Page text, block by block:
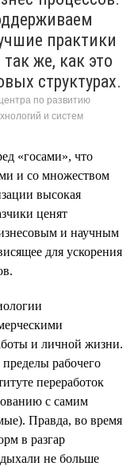
практики
же, как это
структурах.
по развитию
и систем
«госами», что
и со множеством
высокая
ценят
и научным
для ускорения
и личной жизни.
рабочего
переработок
с самим
Правда, во время
в разгар
не больше